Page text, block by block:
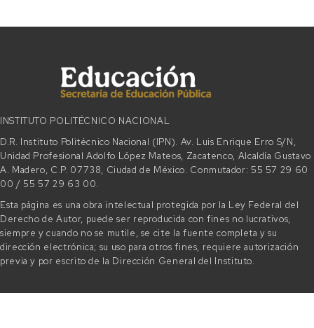
INSTITUTO POLITÉCNICO NACIONAL
D.R. Instituto Politécnico Nacional (IPN). Av. Luis Enrique Erro S/N,
Unidad Profesional Adolfo López Mateos, Zacatenco, Alcaldía Gustavo
A. Madero, C.P. 07738, Ciudad de México. Conmutador: 55 57 29 60
00 / 55 57 29 63 00.
Esta página es una obra intelectual protegida por la Ley Federal del
Derecho de Autor, puede ser reproducida con fines no lucrativos,
siempre y cuando no se mutile, se cite la fuente completa y su
dirección electrónica; su uso para otros fines, requiere autorización
previa y por escrito de la Dirección General del Instituto.